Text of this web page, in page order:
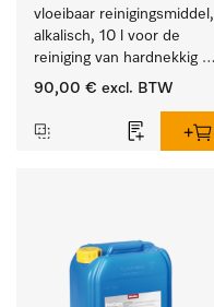
vloeibaar reinigingsmiddel,
alkalisch, 10 l voor de
reiniging van hardnekkig
vuil op serviesgoed,
90,00 € excl. BTW